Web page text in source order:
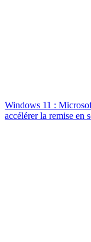
Windows 11 :
accélérer la remise en